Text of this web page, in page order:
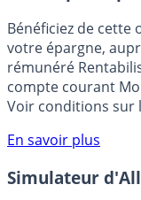
🎁 Bon plan
Bénéficiez de cette
votre épargne,
rémunéré
Voir conditions sur
En savoir plus